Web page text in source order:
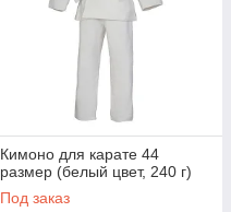
Кимоно для карате 44
размер (белый цвет, 240 г)
Под заказ